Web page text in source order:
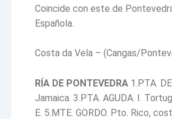
Coincide con este de
Española.
Costa da Vela – (Cangas/
RÍA DE PONTEVEDRA 1.PTA.
Jamaica. 3.PTA. AGUDA. I.
E. 5.MTE. GORDO. Pto. Rico,